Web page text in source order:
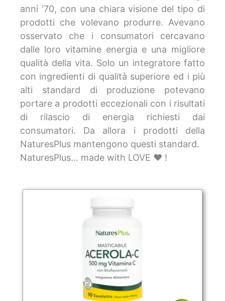
anni '70, con una chiara visione del tipo di
prodotti che volevano produrre. Avevano
osservato che i consumatori cercavano
dalle loro vitamine energia e una migliore
qualità della vita. Solo un integratore fatto
con ingredienti di qualità superiore ed i più
alti standard di produzione potevano
portare a prodotti eccezionali con i risultati
di rilascio di energia richiesti dai
consumatori. Da allora i prodotti della
NaturesPlus mantengono questi standard.
NaturesPlus… made with LOVE ❤ !